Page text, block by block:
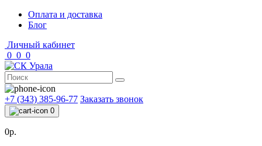
Оплата и доставка
Блог
Личный кабинет
0 0 0
+7 (343) 385-96-77 Заказать звонок
0
0р.